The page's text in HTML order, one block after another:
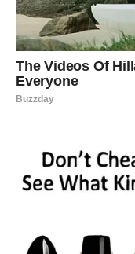
snovi nisu bili
DEVICA –
SPOJE U
Devica ulazi u fazu
okolnosti konačno
Upravo sada dolazi